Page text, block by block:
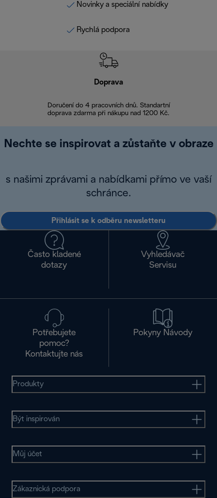
Novinky a speciální nabídky
Rychlá podpora
Doprava
Doručení do 4 pracovních dnů. Standartní
doprava zdarma při nákupu nad 1200 Kč.
Nechte se inspirovat a zůstaňte v obraze
s našimi zprávami a nabídkami přímo ve vaší
schránce.
Přihlásit se k odběru newsletteru
Často kladené
dotazy
Vyhledávač
Servisu
Potřebujete
pomoc?
Kontaktujte nás
Pokyny Návody
Produkty
Být inspirován
Můj účet
Zákaznická podpora